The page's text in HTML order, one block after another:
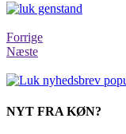
Forrige
Næste
NYT FRA KØN?